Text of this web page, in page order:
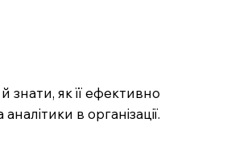
як її ефективно
в організації.